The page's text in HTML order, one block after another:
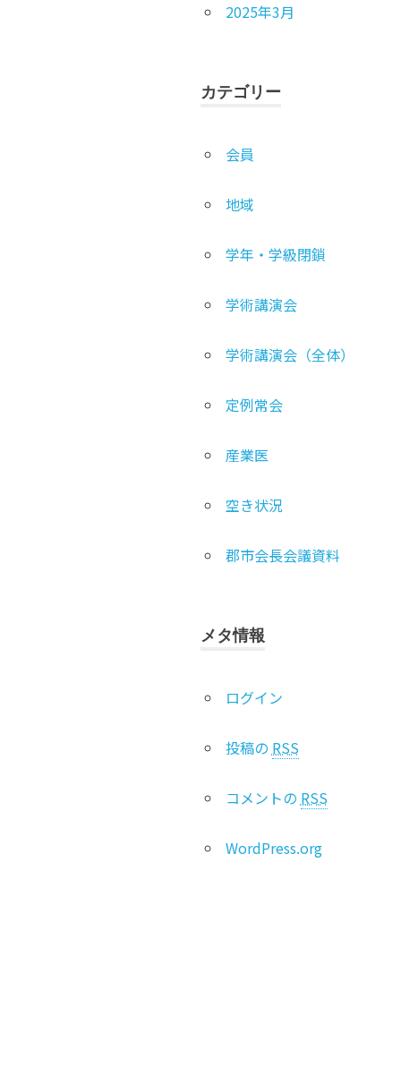
2025年3月
カテゴリー
会員
地域
学年・学級閉鎖
学術講演会
学術講演会（全体）
定例常会
産業医
空き状況
郡市会長会議資料
メタ情報
ログイン
投稿の RSS
コメントの RSS
WordPress.org